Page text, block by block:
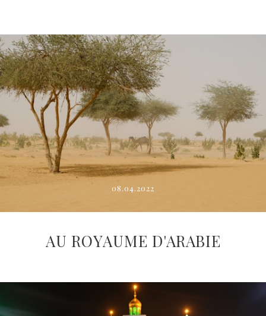
08.04.2022
AU ROYAUME D'ARABIE